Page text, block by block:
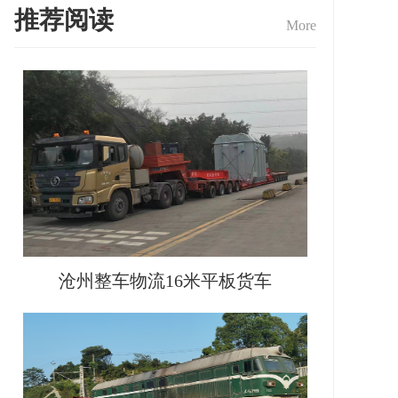
推荐阅读 More
沧州整车物流16米平板货车